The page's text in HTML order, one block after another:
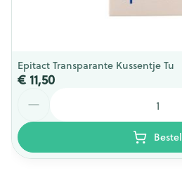
Epitact Transparante Kussentje Tu
€ 11,50
Bestel